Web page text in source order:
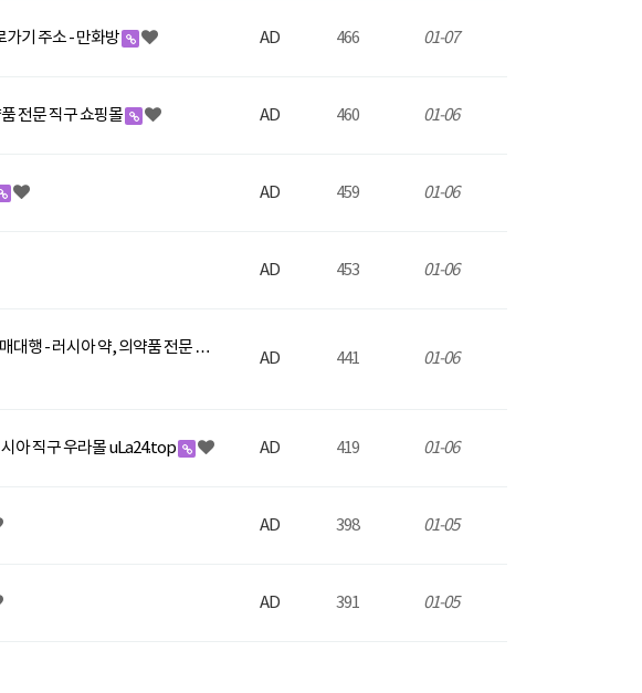
가기 주소 - 만화방 AD 466 01-07
전문 직구 쇼핑몰 AD 460 01-06
AD 459 01-06
AD 453 01-06
대행 - 러시아 약, 의약품 전문 …
AD 441 01-06
아 직구 우라몰 uLa24.top AD 419 01-06
AD 398 01-05
AD 391 01-05